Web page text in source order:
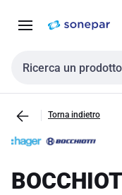
navigazione alla
Cerca input
Torna indietro